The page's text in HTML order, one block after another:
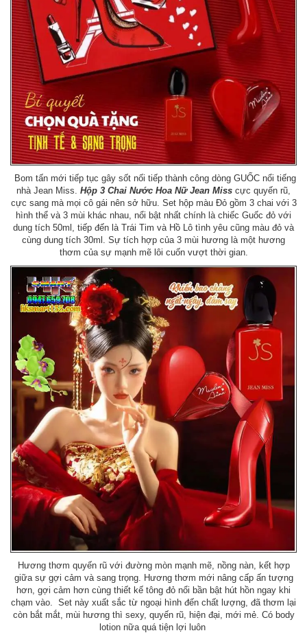
Bom tấn mới tiếp tục gây sốt nối tiếp thành công dòng GUỐC nổi tiếng
nhà Jean Miss. Hộp 3 Chai Nước Hoa Nữ Jean Miss cực quyến rũ,
cực sang mà mọi cô gái nên sở hữu. Set hộp màu Đỏ gồm 3 chai với 3
hình thể và 3 mùi khác nhau, nổi bật nhất chính là chiếc Guốc đỏ với
dung tích 50ml, tiếp đến là Trái Tim và Hồ Lô tình yêu cũng màu đỏ và
cùng dung tích 30ml. Sự tích hợp của 3 mùi hương là một hương
thơm của sự mạnh mẽ lôi cuốn vượt thời gian.
Hương thơm quyến rũ với đường mòn mạnh mẽ, nồng nàn, kết hợp
giữa sự gợi cảm và sang trọng. Hương thơm mới nâng cấp ấn tượng
hơn, gợi cảm hơn cùng thiết kế tông đỏ nổi bần bật hút hồn ngay khi
chạm vào. Set này xuất sắc từ ngoại hình đến chất lượng, đã thơm lại
còn bắt mắt, mùi hương thì sexy, quyến rũ, hiện đại, mới mẻ. Có body
lotion nữa quá tiện lợi luôn